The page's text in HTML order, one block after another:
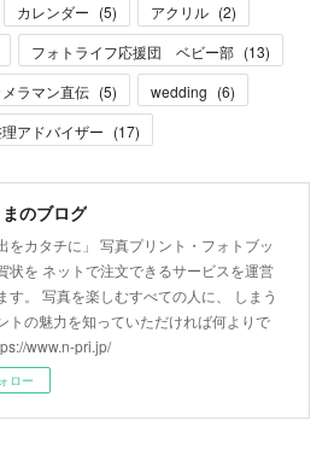
カレンダー (5) アクリル (2)
フォトライフ応援団 ベビー部 (13)
ラマン直伝 (5) wedding (6)
アドバイザー (17)
のブログ
をカタチに」 写真プリント・フォトブッ
状を ネットで注文できるサービスを運営
す。 写真を楽しむすべての人に、 しまう
トの魅力を知っていただければ何よりで
www.n-pri.jp/
ロー